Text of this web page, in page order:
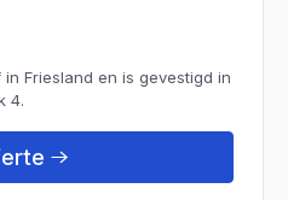
Friesland en is gevestigd in
4.